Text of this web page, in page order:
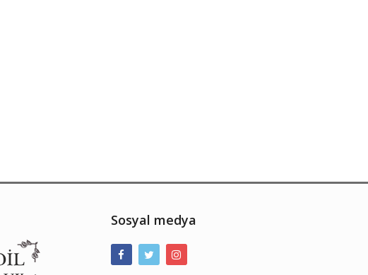
Sosyal medya